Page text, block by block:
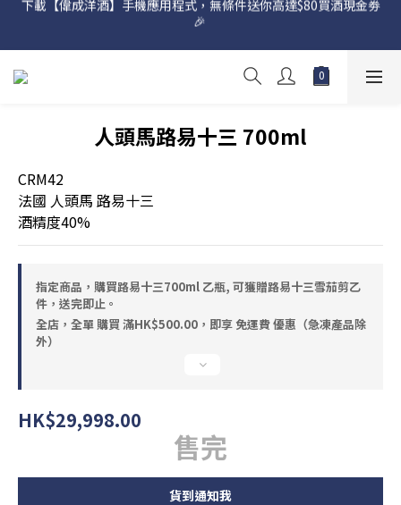
網店購滿 $500 即享免費送貨服務📦
🎉
網店購滿 $500 即享免費送貨服務📦
人頭馬路易十三 700ml
CRM42
法國 人頭馬 路易十三
酒精度40%
指定商品，購買路易十三700ml 乙瓶, 可獲贈路易十三雪茄剪乙
件，送完即止。
全店，全單 購買 滿HK$500.00，即享 免運費 優惠（急凍產品除
外）
HK$29,998.00
售完
貨到通知我